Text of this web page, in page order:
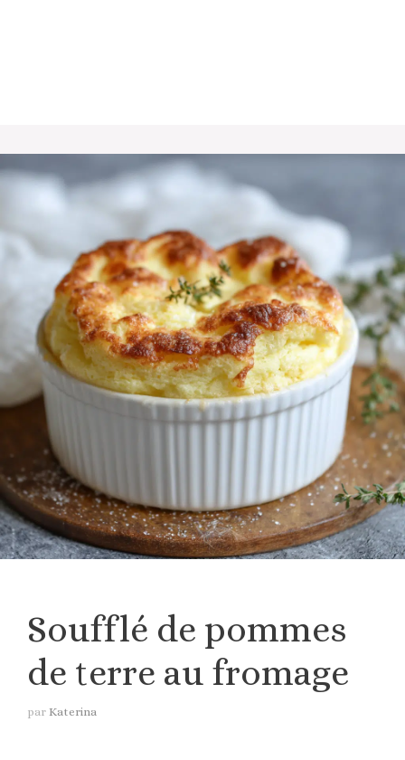
Soufflé de pommes
de terre au fromage
par Katerina